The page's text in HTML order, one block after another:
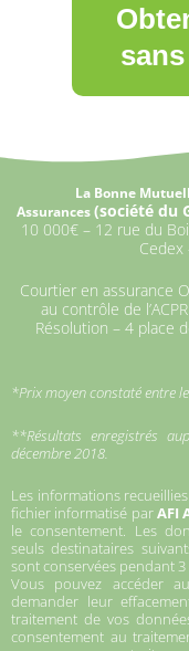
La Bonne
Assurances(société du
10 000€ – 12 rue du
Cedex
Courtier en assurance
au contrôle de
Résolution – 4 place
*Prix moyen constaté entre
**Résultats enregistrés
décembre 2018.
Les informations
fichier informatisé parAFI
le consentement. Les
seuls destinataires
sont conservées pendant
Vous pouvez accéder
demander leur
traitement de vos
consentement au